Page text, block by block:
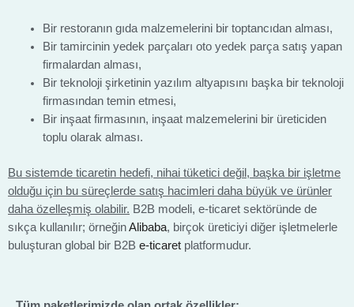
Bir restoranın gıda malzemelerini bir toptancıdan alması,
Bir tamircinin yedek parçaları oto yedek parça satış yapan
firmalardan alması,
Bir teknoloji şirketinin yazılım altyapısını başka bir teknoloji
firmasından temin etmesi,
Bir inşaat firmasının, inşaat malzemelerini bir üreticiden
toplu olarak alması.
Bu sistemde ticaretin hedefi, nihai tüketici değil, başka bir işletme
olduğu için bu süreçlerde satış hacimleri daha büyük ve ürünler
daha özelleşmiş olabilir. B2B modeli, e-ticaret sektöründe de
sıkça kullanılır; örneğinAlibaba, birçok üreticiyi diğer işletmelerle
buluşturan global bir B2B e-ticaret platformudur.